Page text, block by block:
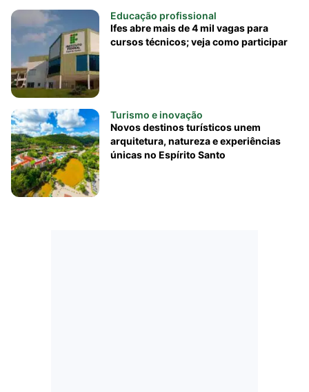
Educação profissional
Ifes abre mais de 4 mil vagas para
cursos técnicos; veja como participar
Turismo e inovação
Novos destinos turísticos unem
arquitetura, natureza e experiências
únicas no Espírito Santo